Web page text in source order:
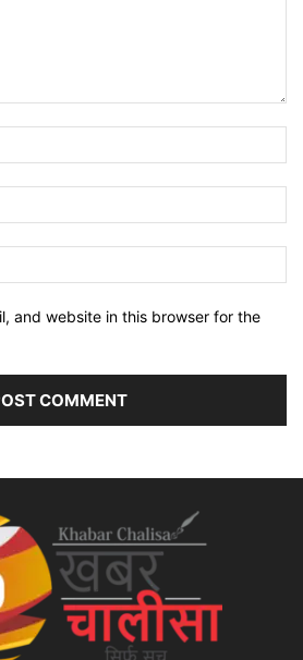
and website in this browser for the